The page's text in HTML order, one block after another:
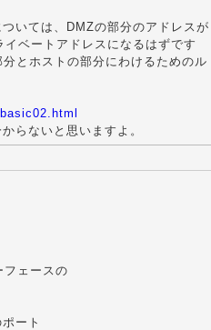
いては、DMZの部分のアドレスが
ベートアドレスになるはずです
とホストの部分にわけるためのル
らないと思いますよ。
フェースの
ート